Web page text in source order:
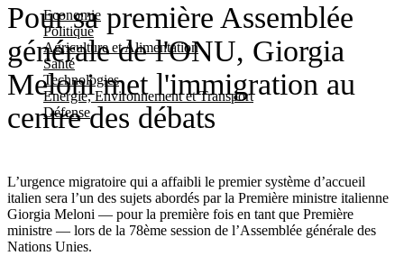
Economie
Politique
Agriculture et Alimentation
Santé
Technologies
Energie, Environnement et Transport
Défense
Pour sa première Assemblée
générale de l'ONU, Giorgia
Meloni met l'immigration au
centre des débats
L’urgence migratoire qui a affaibli le premier système d’accueil
italien sera l’un des sujets abordés par la Première ministre italienne
Giorgia Meloni — pour la première fois en tant que Première
ministre — lors de la 78ème session de l’Assemblée générale des
Nations Unies.